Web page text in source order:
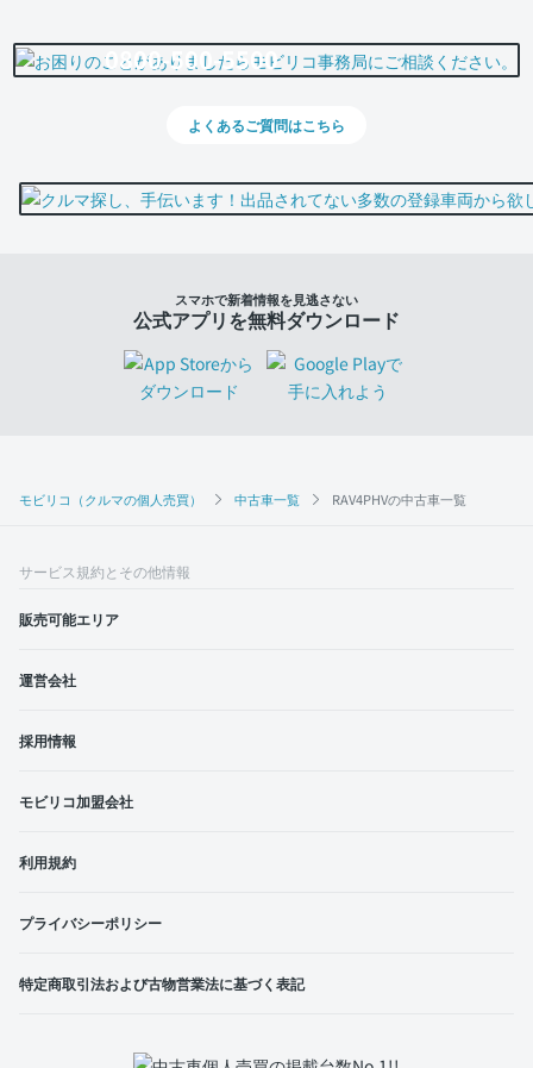
モビリコ（クルマの個人売買） 中古車一覧 RAV4PHVの中古車一覧
0800-500-5500
よくあるご質問はこちら
スマホで新着情報を見逃さない
公式アプリを無料ダウンロード
サービス規約とその他情報
販売可能エリア
運営会社
採用情報
モビリコ加盟会社
利用規約
プライバシーポリシー
特定商取引法および古物営業法に基づく表記